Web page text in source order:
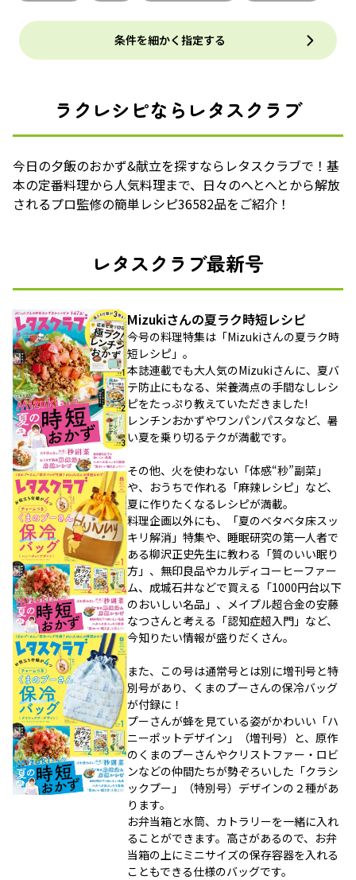
条件を細かく指定する
ラクレシピならレタスクラブ
今日の夕飯のおかず&献立を探すならレタスクラブで！基
本の定番料理から人気料理まで、日々のへとへとから解放
されるプロ監修の簡単レシピ36582品をご紹介！
レタスクラブ最新号
Mizukiさんの夏ラク時短レシピ
今号の料理特集は「Mizukiさんの夏ラク時
短レシピ」。
本誌連載でも大人気のMizukiさんに、夏バ
テ防止にもなる、栄養満点の手間なしレシ
ピをたっぷり教えていただきました!
レンチンおかずやワンパンパスタなど、暑
い夏を乗り切るテクが満載です。
その他、火を使わない「体感“秒”副菜」
や、おうちで作れる「麻辣レシピ」など、
夏に作りたくなるレシピが満載。
料理企画以外にも、「夏のベタベタ床スッ
キリ解消」特集や、睡眠研究の第一人者で
ある柳沢正史先生に教わる「質のいい眠り
方」、無印良品やカルディコーヒーファー
ム、成城石井などで買える「1000円台以下
のおいしい名品」、メイプル超合金の安藤
なつさんと考える「認知症超入門」など、
今知りたい情報が盛りだくさん。
また、この号は通常号とは別に増刊号と特
別号があり、くまのプーさんの保冷バッグ
が付録に！
プーさんが蜂を見ている姿がかわいい「ハ
ニーポットデザイン」（増刊号）と、原作
のくまのプーさんやクリストファー・ロビ
ンなどの仲間たちが勢ぞろいした「クラシ
ックプー」（特別号）デザインの２種があ
ります。
お弁当箱と水筒、カトラリーを一緒に入れ
ることができます。高さがあるので、お弁
当箱の上にミニサイズの保存容器を入れる
こともできる仕様のバッグです。